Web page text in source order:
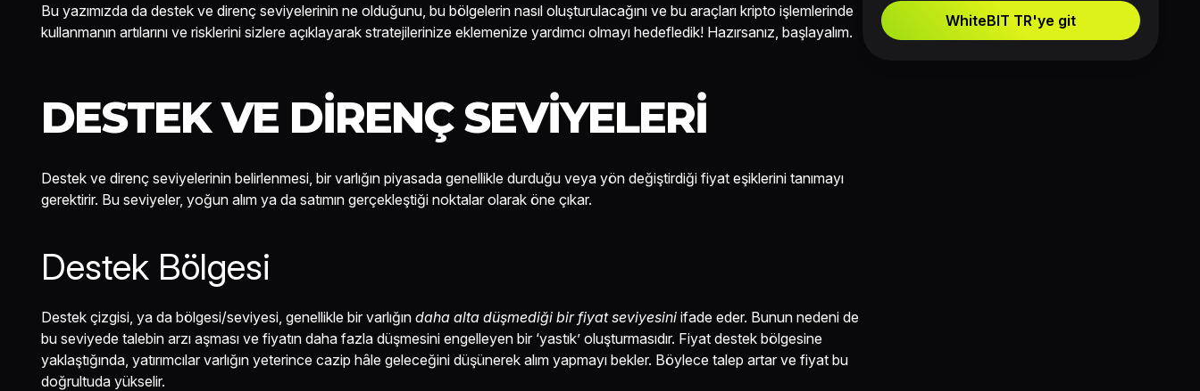
Bu yazımızda da destek ve direnç seviyelerinin ne olduğunu, bu bölgelerin nasıl oluşturulacağını ve bu araçları kripto işlemlerinde
kullanmanın artılarını ve risklerini sizlere açıklayarak stratejilerinize eklemenize yardımcı olmayı hedefledik! Hazırsanız, başlayalım.
DESTEK VE DIRENÇ SEVIYELERI
Destek ve direnç seviyelerinin belirlenmesi, bir varlığın piyasada genellikle durduğu veya yön değiştirdiği fiyat eşiklerini tanımayı
gerektirir. Bu seviyeler, yoğun alım ya da satımın gerçekleştiği noktalar olarak öne çıkar.
Destek Bölgesi
Destek çizgisi, ya da bölgesi/seviyesi, genellikle bir varlığın daha alta düşmediği birfiyatseviyesini ifade eder. Bunun nedeni de
bu seviyede talebin arzı aşması ve fiyatın daha fazla düşmesini engelleyen bir ‘yastık’ oluşturmasıdır. Fiyat destek bölgesine
yaklaştığında, yatırımcılar varlığın yeterince cazip hâle geleceğini düşünerek alım yapmayı bekler. Böylece talep artar ve fiyat bu
doğrultuda yükselir.
WhiteBIT TR'ye git